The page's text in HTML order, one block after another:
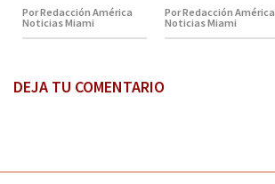
Por Redacción América
Noticias Miami
Por Redacción América
Noticias Miami
DEJA TU COMENTARIO